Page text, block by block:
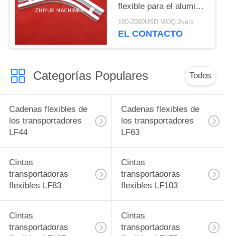
flexible para el aluminio
flexible de los
MATERIALES de las
100-2000USD MOQ:2sets
EL CONTACTO
Categorías Populares Todos
Cadenas flexibles de
los transportadores
LF44
Cadenas flexibles de
los transportadores
LF63
Cintas
transportadoras
flexibles LF83
Cintas
transportadoras
flexibles LF103
Cintas
transportadoras
Cintas
transportadoras